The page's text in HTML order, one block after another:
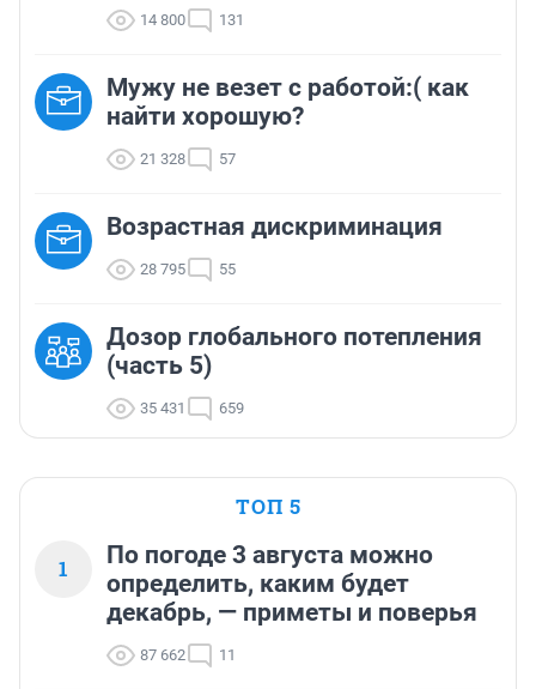
14 800 131
Мужу не везет с работой:( как
найти хорошую?
21 328 57
Возрастная дискриминация
28 795 55
Дозор глобального потепления
(часть 5)
35 431 659
ТОП 5
1
По погоде 3 августа можно
определить, каким будет
декабрь, — приметы и поверья
87 662 11